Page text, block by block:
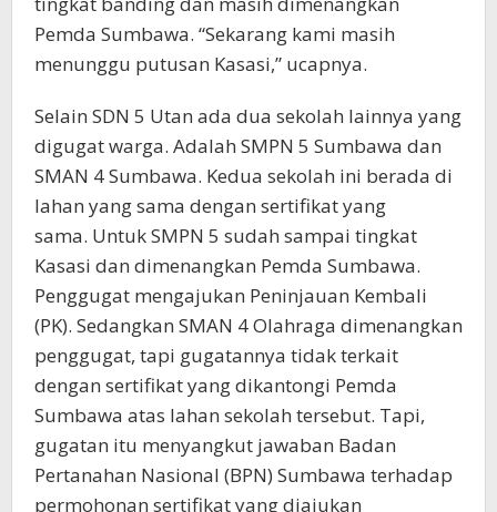
Pemda Sumbawa. “Sekarang kami masih
menunggu putusan Kasasi,” ucapnya.
Selain SDN 5 Utan ada dua sekolah lainnya yang
digugat warga. Adalah SMPN 5 Sumbawa dan
SMAN 4 Sumbawa. Kedua sekolah ini berada di
lahan yang sama dengan sertifikat yang
sama. Untuk SMPN 5 sudah sampai tingkat
Kasasi dan dimenangkan Pemda Sumbawa.
Penggugat mengajukan Peninjauan Kembali
(PK). Sedangkan SMAN 4 Olahraga dimenangkan
penggugat, tapi gugatannya tidak terkait
dengan sertifikat yang dikantongi Pemda
Sumbawa atas lahan sekolah tersebut. Tapi,
gugatan itu menyangkut jawaban Badan
Pertanahan Nasional (BPN) Sumbawa terhadap
permohonan sertifikat yang diajukan